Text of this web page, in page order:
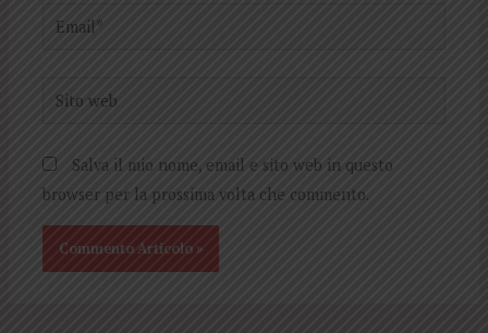
Email*
Sito
Salva il mio nome, email e sito web in questo
browser per la prossima volta che commento.